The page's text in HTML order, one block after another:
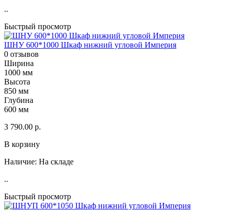
..
Быстрый просмотр
ШНУ 600*1000 Шкаф нижний угловой Империя
0 отзывов
Ширина
1000 мм
Высота
850 мм
Глубина
600 мм
3 790.00 р.
В корзину
Наличие: На складе
..
Быстрый просмотр